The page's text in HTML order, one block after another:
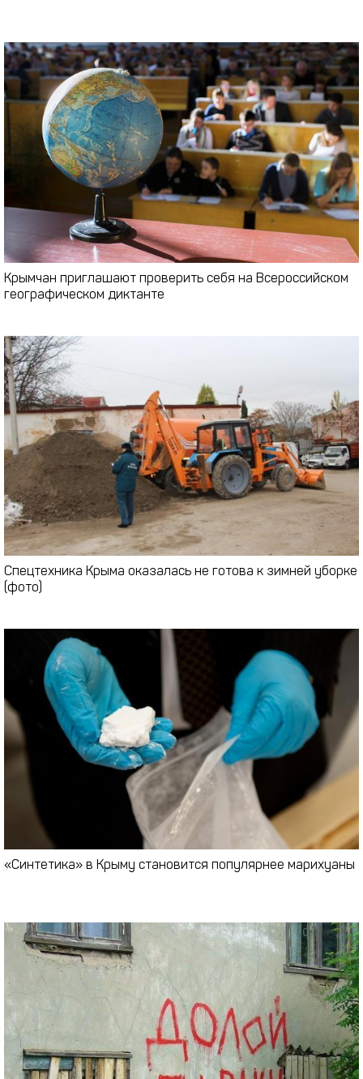
Крымчан приглашают проверить себя на Всероссийском
географическом диктанте
Спецтехника Крыма оказалась не готова к зимней уборке
(фото)
«Синтетика» в Крыму становится популярнее марихуаны